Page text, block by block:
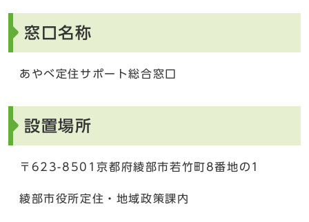
窓口名称
あやべ定住サポート総合窓口
設置場所
〒623-8501京都府綾部市若竹町8番地の1
綾部市役所定住・地域政策課内